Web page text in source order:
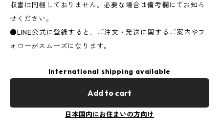
収書は同梱しておりません。必要な場合は備考欄にてお知ら
せください。
●LINE公式に登録すると、ご注文・発送に関するご案内やフ
ォローがスムーズになります。
International shipping available
Add to cart
日本国内にお住まいの方向け